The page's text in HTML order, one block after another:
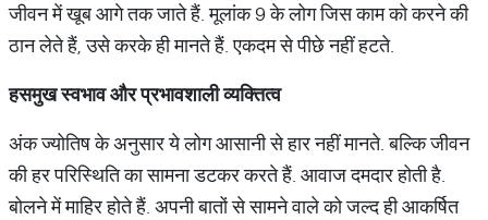
जीवन में खूब आगे तक जाते हैं. मूलांक 9 के लोग जिस काम को करने की
ठान लेते हैं, उसे करके ही मानते हैं. एकदम से पीछे नहीं हटते.
हसमुखस्वभावऔरप्रभावशालीव्यक्तित्व
अंक ज्योतिष के अनुसार ये लोग आसानी से हार नहीं मानते. बल्कि जीवन
की हर परिस्थिति का सामना डटकर करते हैं. आवाज दमदार होती है.
बोलने में माहिर होते हैं. अपनी बातों से सामने वाले को जल्द ही आकर्षित